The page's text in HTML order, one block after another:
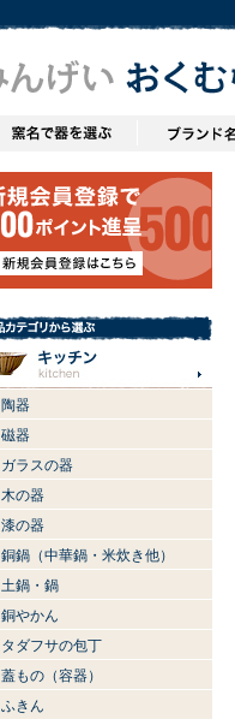
陶器
磁器
ガラスの器
木の器
漆の器
銅鍋（中華鍋・米炊き他）
土鍋・鍋
銅やかん
タダフサの包丁
蓋もの（容器）
ふきん